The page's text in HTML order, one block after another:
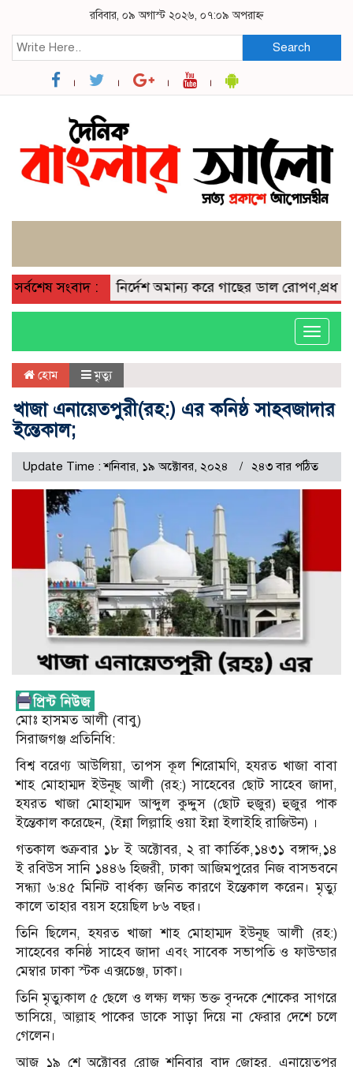
রবিবার, ০৯ অগাস্ট ২০২৬, ০৭:০৯ অপরাহ্ন
Search
সর্বশেষ সংবাদ :
সরকারি নির্দেশ অমান্য করে গাছের ডাল রোপণ,প্রধান
Toggle
হোম মৃত্যু
খাজা এনায়েতপুরী(রহ:) এর কনিষ্ঠ সাহবজাদার
ইন্তেকাল;
Update Time : শনিবার, ১৯ অক্টোবর, ২০২৪ ২৪৩ বার পঠিত
মোঃ হাসমত আলী (বাবু)
সিরাজগঞ্জ প্রতিনিধি:
বিশ্ব বরেণ্য আউলিয়া, তাপস কূল শিরোমণি, হযরত খাজা বাবা
শাহ মোহাম্মদ ইউনূছ আলী (রহ:) সাহেবের ছোট সাহেব জাদা,
হযরত খাজা মোহাম্মদ আব্দুল কুদ্দুস (ছোট হুজুর) হুজুর পাক
ইন্তেকাল করেছেন, (ইন্না লিল্লাহি ওয়া ইন্না ইলাইহি রাজিউন) ।
গতকাল শুক্রবার ১৮ ই অক্টোবর, ২ রা কার্তিক,১৪৩১ বঙ্গাব্দ,১৪
ই রবিউস সানি ১৪৪৬ হিজরী, ঢাকা আজিমপুরের নিজ বাসভবনে
সন্ধ্যা ৬:৪৫ মিনিট বার্ধক্য জনিত কারণে ইন্তেকাল করেন। মৃত্যু
কালে তাহার বয়স হয়েছিল ৮৬ বছর।
তিনি ছিলেন, হযরত খাজা শাহ মোহাম্মদ ইউনূছ আলী (রহ:)
সাহেবের কনিষ্ঠ সাহেব জাদা এবং সাবেক সভাপতি ও ফাউন্ডার
মেম্বার ঢাকা স্টক এক্সচেঞ্জ, ঢাকা।
তিনি মৃত্যুকাল ৫ ছেলে ও লক্ষ্য লক্ষ্য ভক্ত বৃন্দকে শোকের সাগরে
ভাসিয়ে, আল্লাহ পাকের ডাকে সাড়া দিয়ে না ফেরার দেশে চলে
গেলেন।
আজ ১৯ শে অক্টোবর রোজ শনিবার বাদ জোহর, এনায়েতপুর